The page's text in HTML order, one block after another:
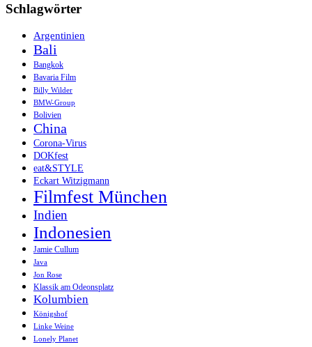
Schlagwörter
Argentinien
Bali
Bangkok
Bavaria Film
Billy Wilder
BMW-Group
Bolivien
China
Corona-Virus
DOKfest
eat&STYLE
Eckart Witzigmann
Filmfest München
Indien
Indonesien
Jamie Cullum
Java
Jon Rose
Klassik am Odeonsplatz
Kolumbien
Königshof
Linke Weine
Lonely Planet